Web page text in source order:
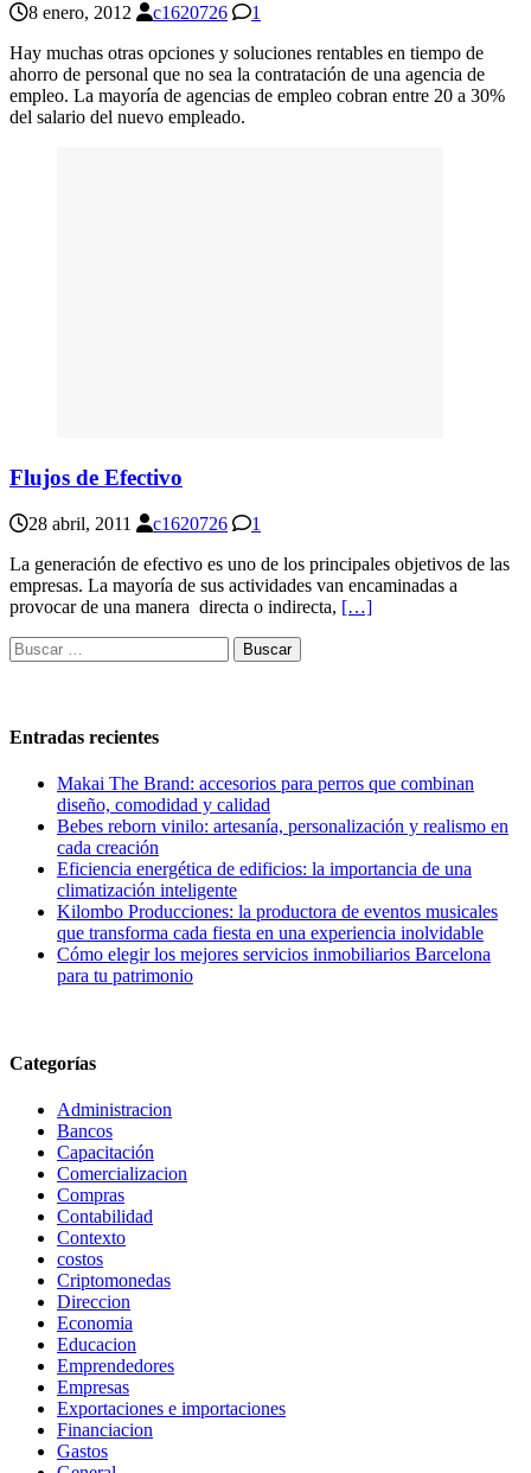
8 enero, 2012 c1620726
1
Hay muchas otras opciones y soluciones rentables en tiempo de
ahorro de personal que no sea la contratación de una agencia de
empleo. La mayoría de agencias de empleo cobran entre 20 a 30%
del salario del nuevo empleado.
Flujos de Efectivo
28 abril, 2011 c1620726
1
La generación de efectivo es uno de los principales objetivos de las
empresas. La mayoría de sus actividades van encaminadas a
provocar de una manera directa o indirecta, […]
Buscar:
Entradas recientes
Makai The Brand: accesorios para perros que combinan
diseño, comodidad y calidad
Bebes reborn vinilo: artesanía, personalización y realismo en
cada creación
Eficiencia energética de edificios: la importancia de una
climatización inteligente
Kilombo Producciones: la productora de eventos musicales
que transforma cada fiesta en una experiencia inolvidable
Cómo elegir los mejores servicios inmobiliarios Barcelona
para tu patrimonio
Categorías
Administracion
Bancos
Capacitación
Comercializacion
Compras
Contabilidad
Contexto
costos
Criptomonedas
Direccion
Economia
Educacion
Emprendedores
Empresas
Exportaciones e importaciones
Financiacion
Gastos